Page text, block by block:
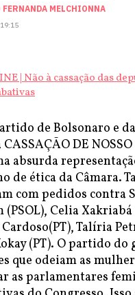
FERNANDA MELCHIONNA
| Não à cassação das
de Bolsonaro e
DE
absurda
de ética da Câmara.
com pedidos contra
(PSOL), Celia Xakriabá
Talíria
(PT). O partido do
que odeiam as
as parlamentares